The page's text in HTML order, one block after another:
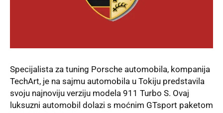
Specijalista za tuning Porsche automobila, kompanija
TechArt, je na sajmu automobila u Tokiju predstavila
svoju najnoviju verziju modela 911 Turbo S. Ovaj
luksuzni automobil dolazi s moćnim GTsport paketom